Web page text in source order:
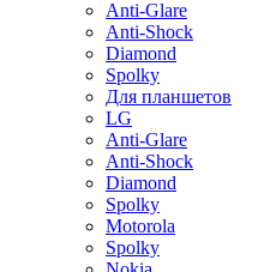
Anti-Glare
Anti-Shock
Diamond
Spolky
Для планшетов
LG
Anti-Glare
Anti-Shock
Diamond
Spolky
Motorola
Spolky